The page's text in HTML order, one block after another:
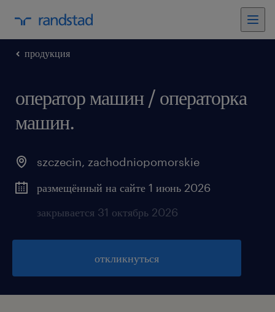
продукция
оператор машин / операторка
машин.
szczecin, zachodniopomorskie
размещённый на сайте 1 июнь 2026
закрывается 31 октябрь 2026
откликнуться